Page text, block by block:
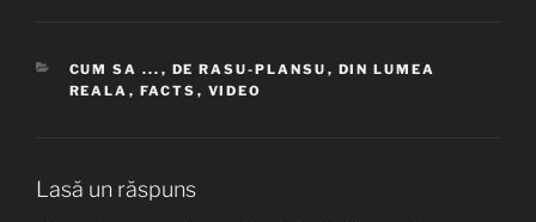
CATEGORII
CUM SA ... , DE RASU-PLANSU , DIN LUMEA
REALA , FACTS , VIDEO
Lasă un răspuns